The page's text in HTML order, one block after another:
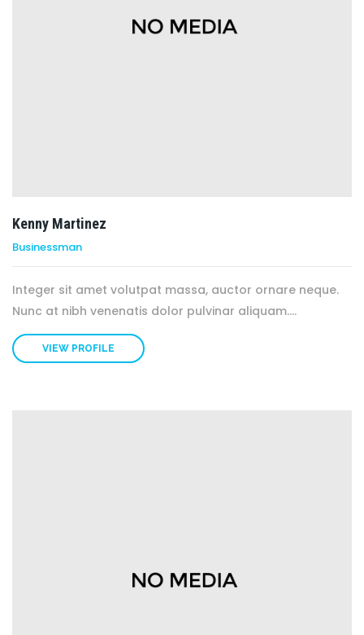
Kenny Martinez
Businessman
Integer sit amet volutpat massa, auctor ornare neque.
Nunc at nibh venenatis dolor pulvinar aliquam....
VIEW PROFILE